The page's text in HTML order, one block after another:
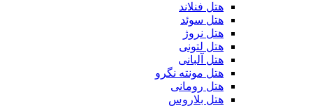
هتل فنلاند
هتل سوئد
هتل نروژ
هتل لتونی
هتل آلبانی
هتل مونته نگرو
هتل رومانی
هتل بلاروس